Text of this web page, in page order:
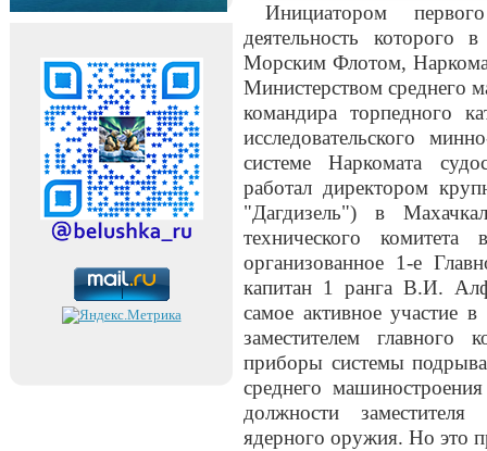
Инициатором
деятельность
Морским Флотом,
Министерством среднего
командира торпедного
исследовательского
системе Наркомата
работал директором
"Дагдизель") в
технического
организованное 1-е
капитан 1 ранга В.И.
самое активное участие
заместителем главного
приборы системы
среднего
должности
ядерного оружия. Но это